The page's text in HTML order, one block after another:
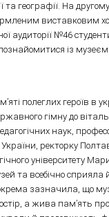
та географії. На
виставковим
аудиторії №46
із музеєм.
полеглих героїв в
гімну до
наук,
ректорку
університету
та всебічно сприяла
зазначила, що
а жива пам’ять про